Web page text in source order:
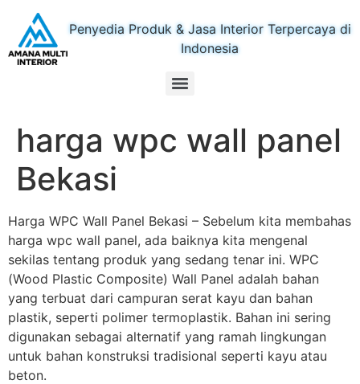
Penyedia Produk & Jasa Interior Terpercaya di
Indonesia
harga wpc wall panel
Bekasi
Harga WPC Wall Panel Bekasi – Sebelum kita membahas
harga wpc wall panel, ada baiknya kita mengenal
sekilas tentang produk yang sedang tenar ini. WPC
(Wood Plastic Composite) Wall Panel adalah bahan
yang terbuat dari campuran serat kayu dan bahan
plastik, seperti polimer termoplastik. Bahan ini sering
digunakan sebagai alternatif yang ramah lingkungan
untuk bahan konstruksi tradisional seperti kayu atau
beton.